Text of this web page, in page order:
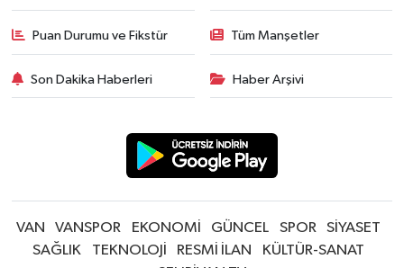
Puan Durumu ve Fikstür Tüm Manşetler
Son Dakika Haberleri Haber Arşivi
VAN VANSPOR EKONOMİ GÜNCEL SPOR
SİYASET
SAĞLIK
TEKNOLOJİ RESMİ İLAN
KÜLTÜR-SANAT